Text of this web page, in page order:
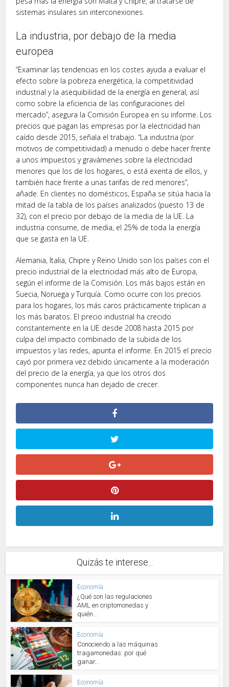
sistemas insulares sin interconexiones.
La industria, por debajo de la media
europea
“Examinar las tendencias en los costes ayuda a evaluar el
efecto sobre la pobreza energética, la competitividad
industrial y la asequibilidad de la energía en general, así
como sobre la eficiencia de las configuraciones del
mercado”, asegura la Comisión Europea en su informe. Los
precios que pagan las empresas por la electricidad han
caído desde 2015, señala el trabajo. “La industria (por
motivos de competitividad) a menudo o debe hacer frente
a unos impuestos y gravámenes sobre la electricidad
menores que los de los hogares, o está exenta de ellos, y
también hace frente a unas tarifas de red menores”,
añade. En clientes no domésticos, España se sitúa hacia la
mitad de la tabla de los países analizados (puesto 13 de
32), con el precio por debajo de la media de la UE. La
industria consume, de media, el 25% de toda la energía
que se gasta en la UE.
Alemania, Italia, Chipre y Reino Unido son los países con el
precio industrial de la electricidad más alto de Europa,
según el informe de la Comisión. Los más bajos están en
Suecia, Noruega y Turquía. Como ocurre con los precios
para los hogares, los más caros prácticamente triplican a
los más baratos. El precio industrial ha crecido
constantemente en la UE desde 2008 hasta 2015 por
culpa del impacto combinado de la subida de los
impuestos y las redes, apunta el informe. En 2015 el precio
cayó por primera vez debido únicamente a la moderación
del precio de la energía, ya que los otros dos
componentes nunca han dejado de crecer.
Quizás te interese...
Economía
¿Qué son las regulaciones
AML en criptomonedas y
quién...
Economía
Conociendo a las máquinas
tragamonedas: por qué
ganar...
Economía